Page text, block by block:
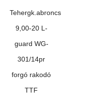
mennyiség
Tehergk.abroncs
9,00-20 L-
guard WG-
301/14pr
forgó rakodó
TTF